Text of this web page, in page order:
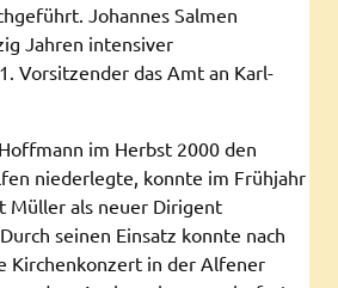
Johannes Salmen
Jahren intensiver
Vorsitzender das Amt an Karl-
im Herbst 2000 den
niederlegte, konnte im Frühjahr
Müller als neuer Dirigent
seinen Einsatz konnte nach
Kirchenkonzert in der Alfener